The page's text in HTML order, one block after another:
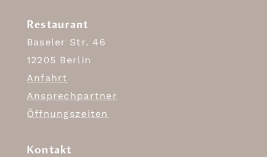
Restaurant
Baseler Str. 46
12205 Berlin
Anfahrt
Ansprechpartner
Öffnungszeiten
Kontakt